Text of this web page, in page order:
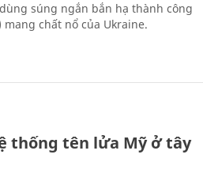
súng ngắn bắn hạ thành công
chất nổ của Ukraine.
thống tên lửa Mỹ ở tây